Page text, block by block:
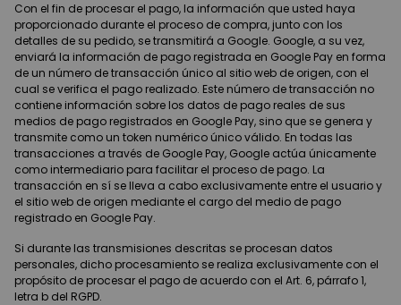
Con el fin de procesar el pago, la información que usted haya
proporcionado durante el proceso de compra, junto con los
detalles de su pedido, se transmitirá a Google. Google, a su vez,
enviará la información de pago registrada en Google Pay en forma
de un número de transacción único al sitio web de origen, con el
cual se verifica el pago realizado. Este número de transacción no
contiene información sobre los datos de pago reales de sus
medios de pago registrados en Google Pay, sino que se genera y
transmite como un token numérico único válido. En todas las
transacciones a través de Google Pay, Google actúa únicamente
como intermediario para facilitar el proceso de pago. La
transacción en sí se lleva a cabo exclusivamente entre el usuario y
el sitio web de origen mediante el cargo del medio de pago
registrado en Google Pay.
Si durante las transmisiones descritas se procesan datos
personales, dicho procesamiento se realiza exclusivamente con el
propósito de procesar el pago de acuerdo con el Art. 6, párrafo 1,
letra b del RGPD.